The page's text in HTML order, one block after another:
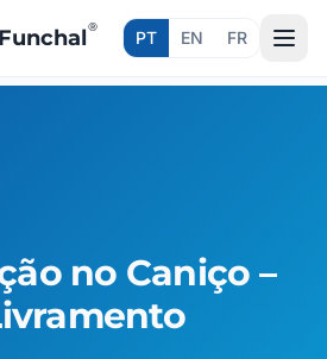
®
PT EN FR
no Caniço –